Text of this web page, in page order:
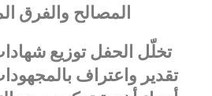
المصالح والفرق
تخلّل الحفل توزيع
تقدير واعتراف